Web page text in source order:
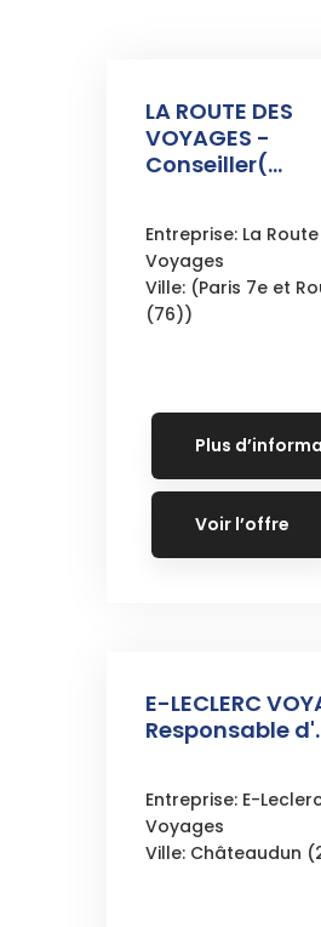
LA ROUTE DES
VOYAGES -
Conseiller(...
Entreprise: La
Voyages
Ville: (Paris 7e et
(76))
Plus
Voir l’offre
E-LECLERC
Responsable
Entreprise: E-
Voyages
Ville: Châteaudun